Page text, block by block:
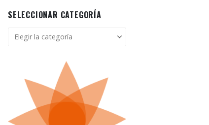
SELECCIONAR CATEGORÍA
Seleccionar
categoría